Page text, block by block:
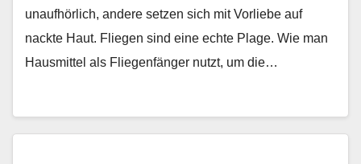
unaufhörlich, andere setzen sich mit Vorliebe auf
nackte Haut. Fliegen sind eine echte Plage. Wie man
Hausmittel als Fliegenfänger nutzt, um die…